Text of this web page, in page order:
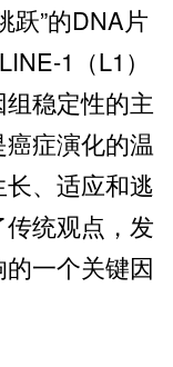
跃”的DNA片
1（L1）
稳定性的主
症演化的温
、适应和逃
统观点，发
一个关键因